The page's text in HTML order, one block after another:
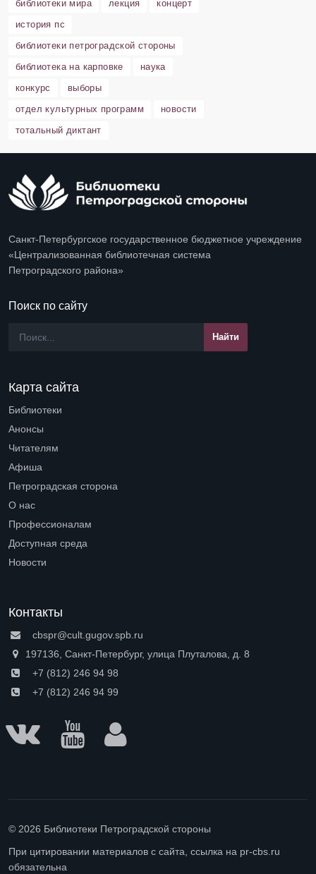
библиотеки мира
лекция
концерт
история пс
библиотеки петроградской стороны
библиотека на карповке
наука
конкурс
выборы
отдел культурных программ
новости
тотальный диктант
Санкт-Петербургское государственное бюджетное учреждение
«Централизованная библиотечная система
Петроградского района»
Поиск по сайту
Карта сайта
Библиотеки
Анонсы
Читателям
Афиша
Петроградская сторона
О нас
Профессионалам
Доступная среда
Новости
Контакты
cbspr@cult.gugov.spb.ru
197136, Санкт-Петербург, улица Плуталова, д. 8
+7 (812) 246 94 98
+7 (812) 246 94 99
© 2026 Библиотеки Петроградской стороны
При цитировании материалов с сайта, ссылка на pr-cbs.ru
обязательна